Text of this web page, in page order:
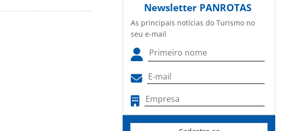
Newsletter PANROTAS
As principais notícias do Turismo no
seu e-mail